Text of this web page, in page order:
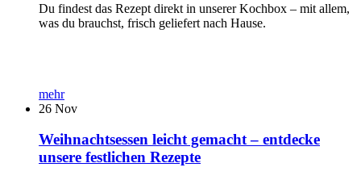
Du findest das Rezept direkt in unserer Kochbox – mit allem,
was du brauchst, frisch geliefert nach Hause.
mehr
26 Nov
Weihnachtsessen leicht gemacht – entdecke
unsere festlichen Rezepte